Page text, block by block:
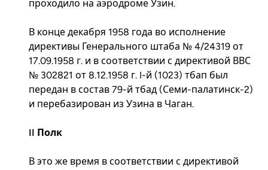
проходило на аэродроме Узин.
В конце декабря 1958 года во исполнение
директивы Генерального штаба № 4/24319 от
17.09.1958 г. и в соответствии с директивой ВВС
№ 302821 от 8.12.1958 г. I-й (1023) тбап был
передан в состав 79-й тбад (Семи-палатинск-2)
и перебазирован из Узина в Чаган.
II Полк
В это же время в соответствии с директивой